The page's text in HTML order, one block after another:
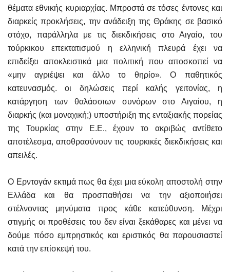
θέματα εθνικής κυριαρχίας. Μπροστά σε τόσες έντονες και
διαρκείς προκλήσεις, την ανάδειξη της Θράκης σε βασικό
στόχο, παράλληλα με τις διεκδικήσεις στο Αιγαίο, του
τούρκικου επεκτατισμού η ελληνική πλευρά έχει να
επιδείξει αποκλειστικά μια πολιτική που αποσκοπεί να
«μην αγριέψει και άλλο το θηρίο». Ο παθητικός
κατευνασμός. οι δηλώσεις περί καλής γειτονίας, η
κατάργηση των θαλάσσιων συνόρων στο Αιγαίου, η
διαρκής (και μοναχική;) υποστήριξη της ενταξιακής πορείας
της Τουρκίας στην Ε.Ε., έχουν το ακριβώς αντίθετο
αποτέλεσμα, αποθρασύνουν τις τουρκικές διεκδικήσεις και
απειλές.
Ο Ερντογάν εκτιμά πως θα έχει μια εύκολη αποστολή στην
Ελλάδα και θα προσπαθήσει να την αξιοποιήσει
στέλνοντας μηνύματα προς κάθε κατεύθυνση. Μέχρι
στιγμής οι προθέσεις του δεν είναι ξεκάθαρες και μένει να
δούμε πόσο εμπρηστικός και εριστικός θα παρουσιαστεί
κατά την επίσκεψή του.